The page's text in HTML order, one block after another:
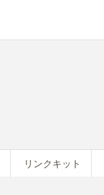
リンクキット